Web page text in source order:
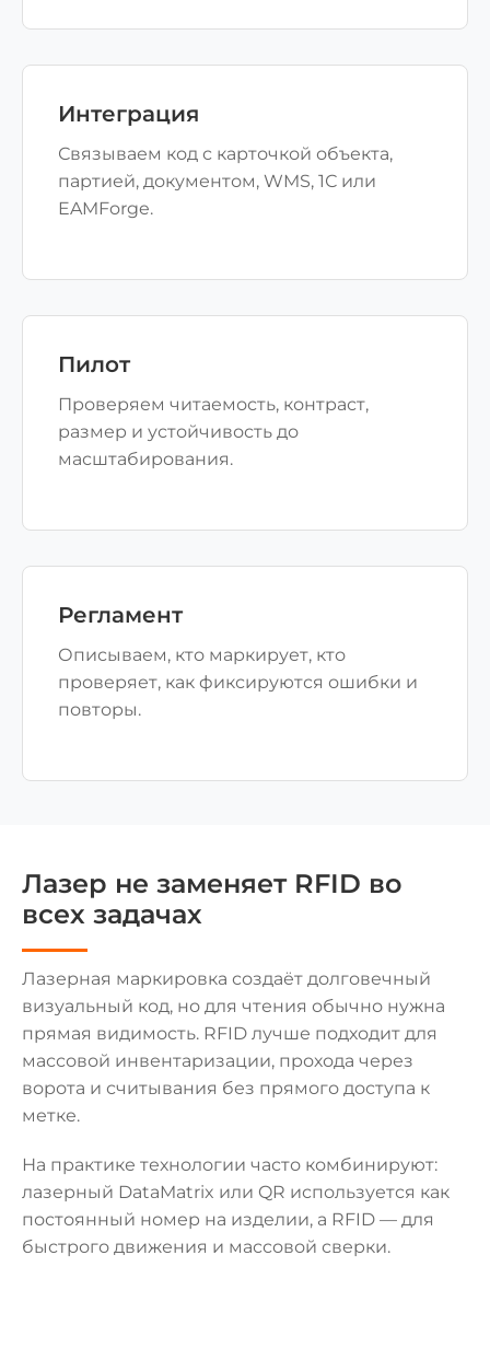
Интеграция
Связываем код с карточкой объекта,
партией, документом, WMS, 1С или
EAMForge.
Пилот
Проверяем читаемость, контраст,
размер и устойчивость до
масштабирования.
Регламент
Описываем, кто маркирует, кто
проверяет, как фиксируются ошибки и
повторы.
Лазер не заменяет RFID во
всех задачах
Лазерная маркировка создаёт долговечный
визуальный код, но для чтения обычно нужна
прямая видимость. RFID лучше подходит для
массовой инвентаризации, прохода через
ворота и считывания без прямого доступа к
метке.
На практике технологии часто комбинируют:
лазерный DataMatrix или QR используется как
постоянный номер на изделии, а RFID — для
быстрого движения и массовой сверки.